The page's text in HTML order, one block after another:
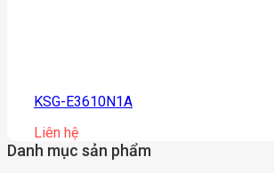
KSG-E3610N1A
Liên hệ
Danh mục sản phẩm